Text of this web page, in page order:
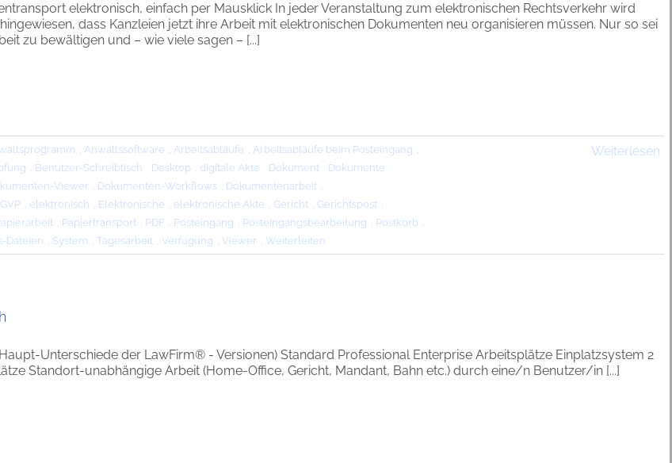
elektronisch, einfach per Mausklick In jeder Veranstaltung zum elektronischen Rechtsverkehr wird
dass Kanzleien jetzt ihre Arbeit mit elektronischen Dokumenten neu organisieren müssen. Nur so sei
zu bewältigen und – wie viele sagen – [...]
, Anwaltssoftware , Arbeitsabläufe , Arbeitsabläufe beim Posteingang ,
, Benutzer-Schreibtisch , Desktop , digitale Akte , Dokument , Dokumente ,
Viewer , Dokumenten-Workflows , Dokumentenarbeit ,
, elektronisch , Elektronische , elektronische Akte , Gericht , Gerichtspost ,
, Papiertransport , PDF , Posteingang , Posteingangsbearbeitung , Postkorb ,
Dateien , System , Tagesarbeit , Verfügung , Viewer , Weiterleiten
Weiterlesen
Unterschiede der LawFirm® - Versionen) Standard Professional Enterprise Arbeitsplätze Einplatzsystem 2
Standort-unabhängige Arbeit (Home-Office, Gericht, Mandant, Bahn etc.) durch eine/n Benutzer/in [...]